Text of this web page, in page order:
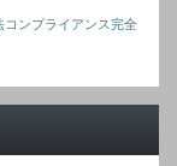
コンプライアンス完全